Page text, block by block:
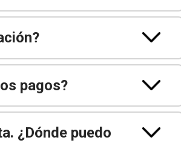
pagos?
¿Dónde puedo